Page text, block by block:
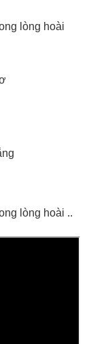
lòng hoài
lòng hoài ..